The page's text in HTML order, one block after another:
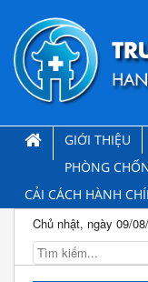
GIỚI THIỆU
PHÒNG
CẢI CÁCH HÀNH
Chủ nhật, ngày 09/